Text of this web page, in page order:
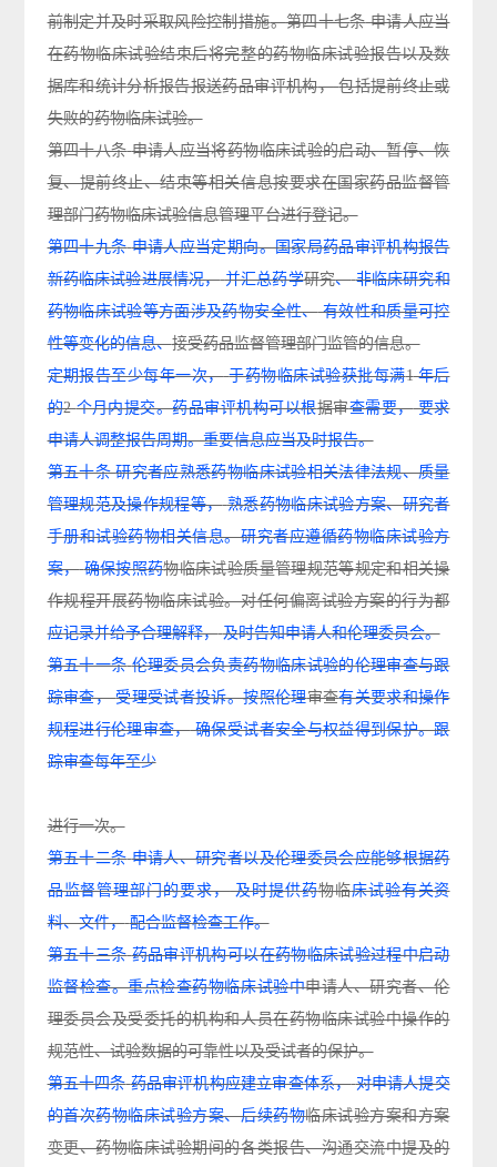
前制定并及时采取风险控制措施。第四十七条 申请人应当
在药物临床试验结束后将完整的药物临床试验报告以及数
据库和统计分析报告报送药品审评机构， 包括提前终止或
失败的药物临床试验。
第四十八条 申请人应当将药物临床试验的启动、暂停、恢
复、提前终止、结束等相关信息按要求在国家药品监督管
理部门药物临床试验信息管理平台进行登记。
第四十九条 申请人应当定期向。国家局药品审评机构报告
新药临床试验进展情况， 并汇总药学研究、 非临床研究和
药物临床试验等方面涉及药物安全性、 有效性和质量可控
性等变化的信息、接受药品监督管理部门监管的信息。
定期报告至少每年一次， 于药物临床试验获批每满1 年后
的2 个月内提交。药品审评机构可以根据审查需要， 要求
申请人调整报告周期。重要信息应当及时报告。
第五十条 研究者应熟悉药物临床试验相关法律法规、质量
管理规范及操作规程等， 熟悉药物临床试验方案、研究者
手册和试验药物相关信息。研究者应遵循药物临床试验方
案， 确保按照药物临床试验质量管理规范等规定和相关操
作规程开展药物临床试验。对任何偏离试验方案的行为都
应记录并给予合理解释， 及时告知申请人和伦理委员会。
第五十一条 伦理委员会负责药物临床试验的伦理审查与跟
踪审查， 受理受试者投诉。按照伦理审查有关要求和操作
规程进行伦理审查， 确保受试者安全与权益得到保护。跟
踪审查每年至少
进行一次。
第五十二条 申请人、研究者以及伦理委员会应能够根据药
品监督管理部门的要求， 及时提供药物临床试验有关资
料、文件， 配合监督检查工作。
第五十三条 药品审评机构可以在药物临床试验过程中启动
监督检查。重点检查药物临床试验中申请人、研究者、伦
理委员会及受委托的机构和人员在药物临床试验中操作的
规范性、试验数据的可靠性以及受试者的保护。
第五十四条 药品审评机构应建立审查体系， 对申请人提交
的首次药物临床试验方案、后续药物临床试验方案和方案
变更、药物临床试验期间的各类报告、沟通交流中提及的